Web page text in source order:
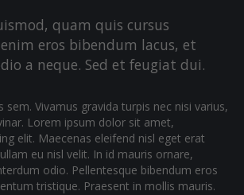
quam quis cursus
eros bibendum lacus, et
a neque. Sed et feugiat dui.
sem. Vivamus gravida turpis nec nisi varius,
Lorem ipsum dolor sit amet,
elit. Maecenas eleifend nisl eget erat
eu nisl velit. In id mauris ornare,
odio. Pellentesque bibendum eros
tristique. Praesent in mollis mauris.